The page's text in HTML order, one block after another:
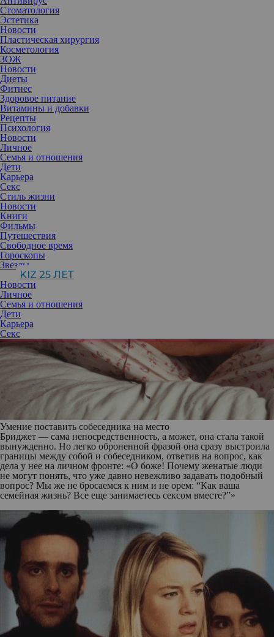
Стоматология
Эстетика
Новости
Пластическая хирургия
Косметология
ЗОЖ
Новости
Диеты
Фитнес
Здоровое питание
Витамины и добавки
Рецепты
Психология
Новости
Личное
Семья и отношения
Дети
Карьера
Секс
Стиль жизни
Новости
Книги
Фильмы
Путешествия
Свободное время
Гороскопы
Звезды
KIZ 25 ЛЕТ
Новости
Личное
Семья и отношения
Дети
Карьера
Секс
Умение поставить собеседника на место
Бриджет — сама непосредственность, а может, она стала такой
вынужденно. Но легко оброненной фразой она сразу выстроила
границы между собой и собеседником, ответив на вопрос, как
дела у нее на личном фронте: «О боже! Почему женатые люди
не могут понять, что уже давно невежливо задавать подобный
вопрос? Мы же не бросаемся к ним и не орем: “Как ваша
семейная жизнь? Все еще занимаетесь сексом вместе?”»